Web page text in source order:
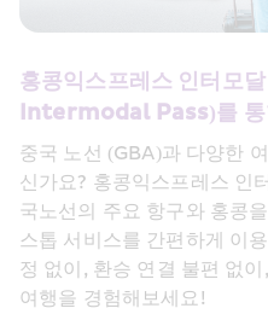
홍콩익스프레스 인터모
Intermodal Pass)를 통
중국 노선 (GBA)과 다양한
신가요? 홍콩익스프레스 인
국노선의 주요 항구와 홍콩
스톱 서비스를 간편하게 이
정 없이, 환승 연결 불편 없
여행을 경험해보세요!